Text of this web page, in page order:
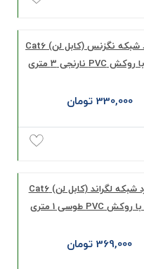
پچ کورد شبکه نگزنس (کابل لن) Cat6
330,000 تومان
پچ کورد شبکه لگراند (کابل لن) Cat6
369,000 تومان